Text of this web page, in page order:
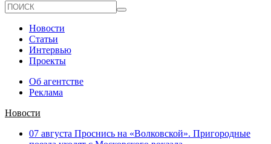
Новости
Статьи
Интервью
Проекты
Об агентстве
Реклама
Новости
07 августа Проснись на «Волковской». Пригородные